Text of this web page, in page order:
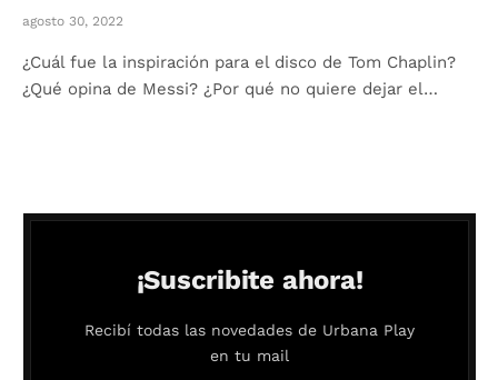
agosto 30, 2022
¿Cuál fue la inspiración para el disco de Tom Chaplin?
¿Qué opina de Messi? ¿Por qué no quiere dejar el…
¡Suscribite ahora!
Recibí todas las novedades de Urbana Play
en tu mail